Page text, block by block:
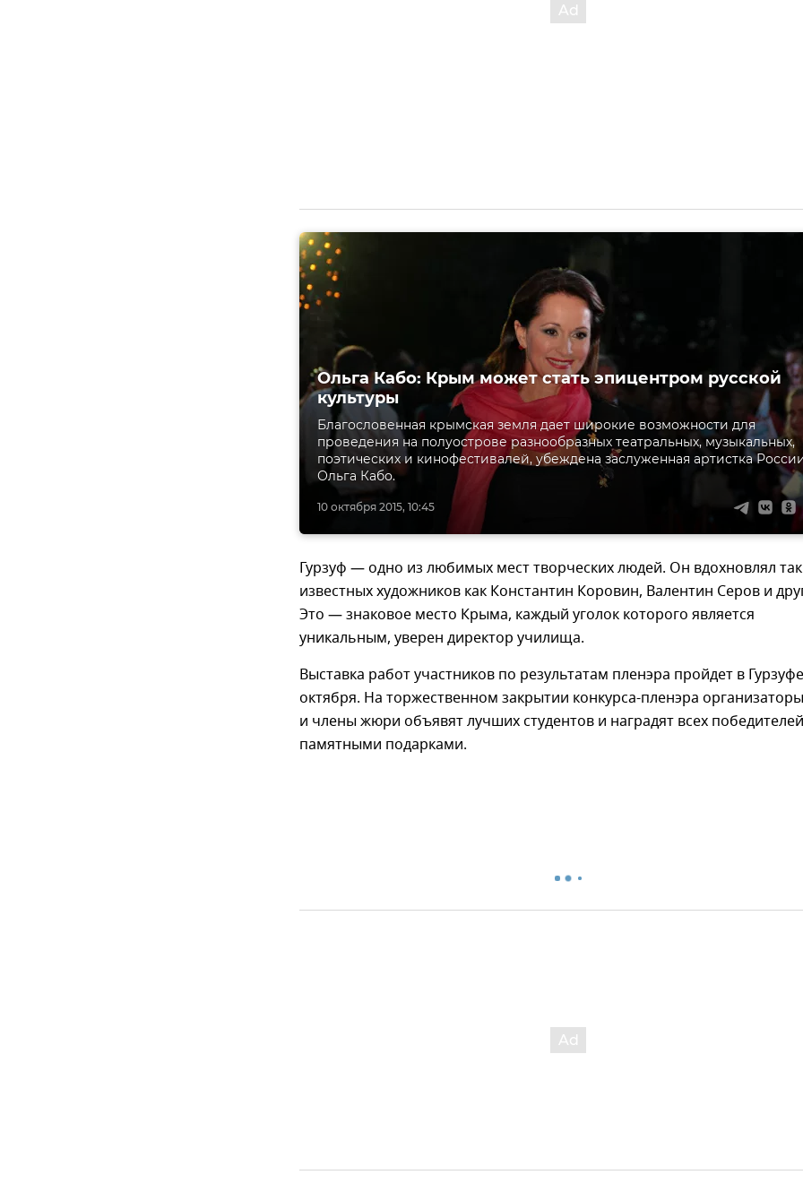
10 октября 2015, 10:45
Ольга Кабо: Крым может стать эпицентром русской
культуры
Благословенная крымская земля дает широкие возможности для
проведения на полуострове разнообразных театральных, музыкальных,
поэтических и кинофестивалей, убеждена заслуженная артистка
Ольга Кабо.
Гурзуф — одно из любимых мест творческих людей. Он вдохновлял
известных художников как Константин Коровин, Валентин Серов и
Это — знаковое место Крыма, каждый уголок которого является
уникальным, уверен директор училища.
Выставка работ участников по результатам пленэра пройдет в
октября. На торжественном закрытии конкурса-пленэра организаторы
и члены жюри объявят лучших студентов и наградят всех победителей
памятными подарками.